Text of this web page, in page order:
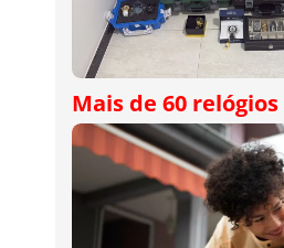
Mais de 60